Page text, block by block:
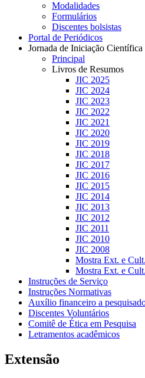
Modalidades
Formulários
Discentes bolsistas
Portal de Periódicos
Jornada de Iniciação Científica
Principal
Livros de Resumos
JIC 2025
JIC 2024
JIC 2023
JIC 2022
JIC 2021
JIC 2020
JIC 2019
JIC 2018
JIC 2017
JIC 2016
JIC 2015
JIC 2014
JIC 2013
JIC 2012
JIC 2011
JIC 2010
JIC 2008
Mostra Ext. e
Mostra Ext. e
Instruções de Serviço
Instruções Normativas
Auxílio financeiro a
Discentes Voluntários
Comitê de Ética em Pesquisa
Letramentos acadêmicos
Extensão